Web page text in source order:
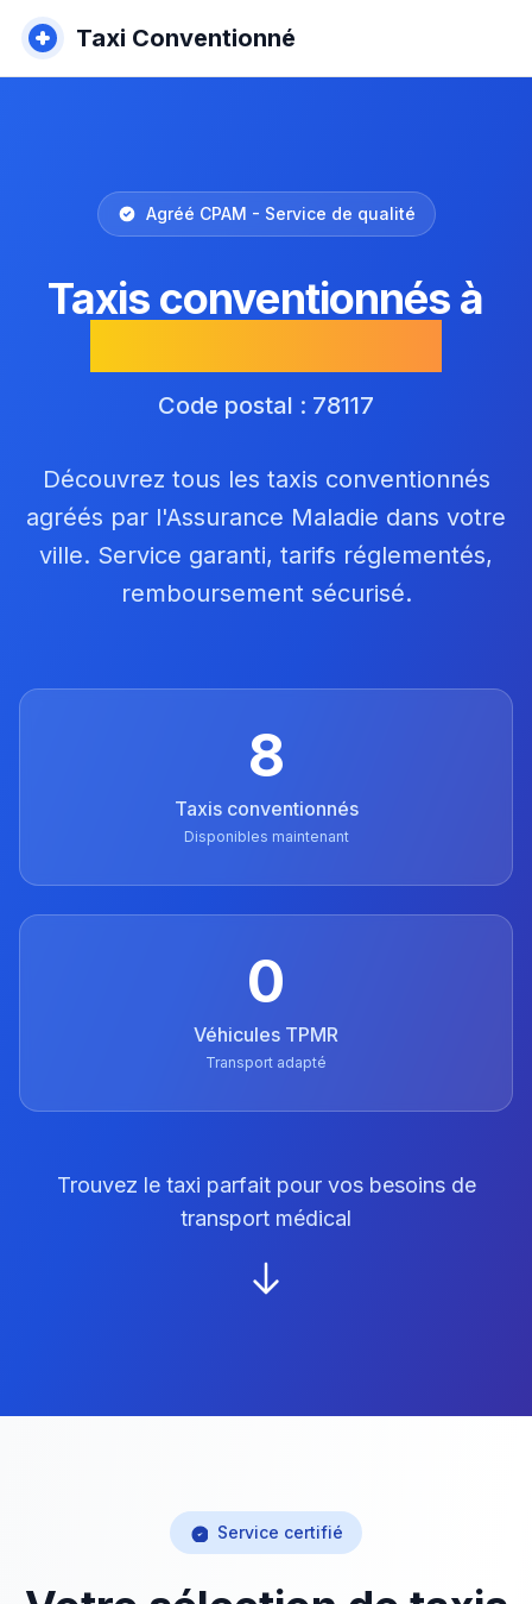
Taxi Conventionné
Agréé CPAM - Service de qualité
Taxis conventionnés à
Code postal : 78117
Découvrez tous les taxis conventionnés
agréés par l'Assurance Maladie dans votre
ville. Service garanti, tarifs réglementés,
remboursement sécurisé.
8
Taxis conventionnés
Disponibles maintenant
0
Véhicules TPMR
Transport adapté
Trouvez le taxi parfait pour vos besoins de
transport médical
Service certifié